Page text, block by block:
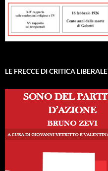
LE FRECCE DI CRITICA LIBERALE